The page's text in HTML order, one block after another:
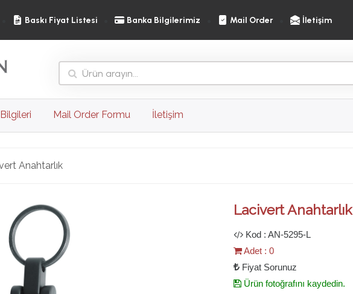
Baskı Fiyat Listesi Banka Bilgilerimiz Mail Order İletişim
Mail Order Formu İletişim
Anahtarlık
Lacivert Anahtarlık
Kod : AN-5295-L
Adet : 0
Fiyat Sorunuz
Ürün fotoğrafını kaydedin.